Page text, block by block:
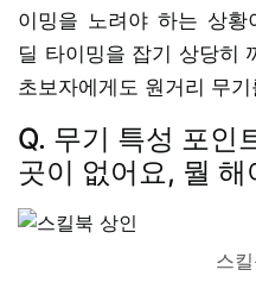
이밍을 노려야 하는 상
딜 타이밍을 잡기 상당히
초보자에게도 원거리 무
Q. 무기 특성 포인
곳이 없어요, 뭘 해
스